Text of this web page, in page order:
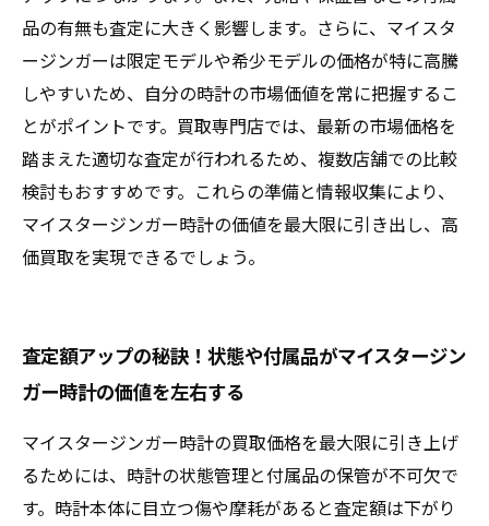
品の有無も査定に大きく影響します。さらに、マイスタ
ージンガーは限定モデルや希少モデルの価格が特に高騰
しやすいため、自分の時計の市場価値を常に把握するこ
とがポイントです。買取専門店では、最新の市場価格を
踏まえた適切な査定が行われるため、複数店舗での比較
検討もおすすめです。これらの準備と情報収集により、
マイスタージンガー時計の価値を最大限に引き出し、高
価買取を実現できるでしょう。
査定額アップの秘訣！状態や付属品がマイスタージン
ガー時計の価値を左右する
マイスタージンガー時計の買取価格を最大限に引き上げ
るためには、時計の状態管理と付属品の保管が不可欠で
す。時計本体に目立つ傷や摩耗があると査定額は下がり